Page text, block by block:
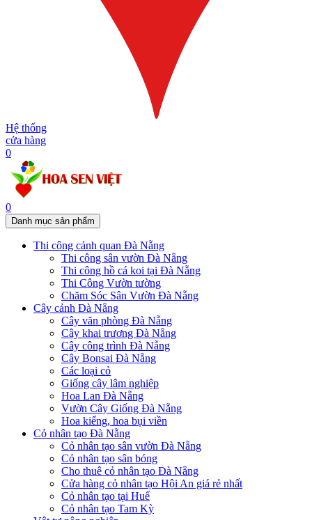
Hệ thống
cửa hàng
0
0
Danh mục sản phẩm
Thi công cảnh quan Đà Nẵng
Thi công sân vườn Đà Nẵng
Thi công hồ cá koi tại Đà Nẵng
Thi Công Vườn tường
Chăm Sóc Sân Vườn Đà Nẵng
Cây cảnh Đà Nẵng
Cây văn phòng Đà Nẵng
Cây khai trương Đà Nẵng
Cây công trình Đà Nẵng
Cây Bonsai Đà Nẵng
Các loại cỏ
Giống cây lâm nghiệp
Hoa Lan Đà Nẵng
Vườn Cây Giống Đà Nẵng
Hoa kiểng, hoa bụi viền
Cỏ nhân tạo Đà Nẵng
Cỏ nhân tạo sân vườn Đà Nẵng
Cỏ nhân tạo sân bóng
Cho thuê cỏ nhân tạo Đà Nẵng
Cửa hàng cỏ nhân tạo Hội An giá rẻ nhất
Cỏ nhân tạo tại Huế
Cỏ nhân tạo Tam Kỳ